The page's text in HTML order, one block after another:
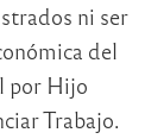
ni ser
del
por Hijo
Trabajo.